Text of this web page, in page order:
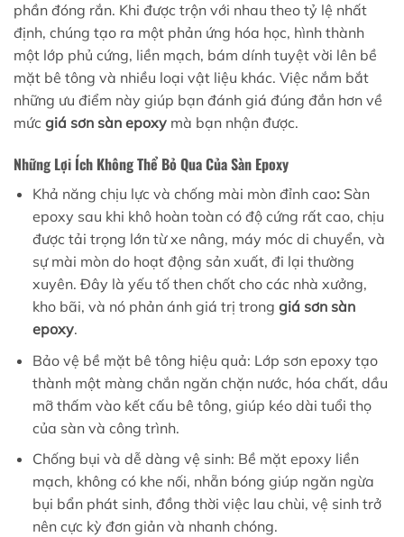
phần đóng rắn. Khi được trộn với nhau theo tỷ lệ nhất
định, chúng tạo ra một phản ứng hóa học, hình thành
một lớp phủ cứng, liền mạch, bám dính tuyệt vời lên bề
mặt bê tông và nhiều loại vật liệu khác. Việc nắm bắt
những ưu điểm này giúp bạn đánh giá đúng đắn hơn về
mức giá sơn sàn epoxy mà bạn nhận được.
Những Lợi Ích Không Thể Bỏ Qua Của Sàn Epoxy
Khả năng chịu lực và chống mài mòn đỉnh cao:Sàn
epoxy sau khi khô hoàn toàn có độ cứng rất cao, chịu
được tải trọng lớn từ xe nâng, máy móc di chuyển, và
sự mài mòn do hoạt động sản xuất, đi lại thường
xuyên. Đây là yếu tố then chốt cho các nhà xưởng,
kho bãi, và nó phản ánh giá trị trong giá sơn sàn
epoxy.
Bảo vệ bề mặt bê tông hiệu quả: Lớp sơn epoxy tạo
thành một màng chắn ngăn chặn nước, hóa chất, dầu
mỡ thấm vào kết cấu bê tông, giúp kéo dài tuổi thọ
của sàn và công trình.
Chống bụi và dễ dàng vệ sinh: Bề mặt epoxy liền
mạch, không có khe nối, nhẵn bóng giúp ngăn ngừa
bụi bẩn phát sinh, đồng thời việc lau chùi, vệ sinh trở
nên cực kỳ đơn giản và nhanh chóng.